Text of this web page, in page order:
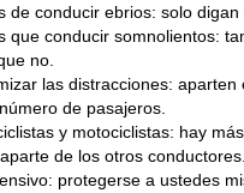
de conducir ebrios: solo digan
que conducir somnolientos:
no.
las distracciones: aparten
de pasajeros.
y motociclistas: hay
de los otros conductores.
protegerse a ustedes